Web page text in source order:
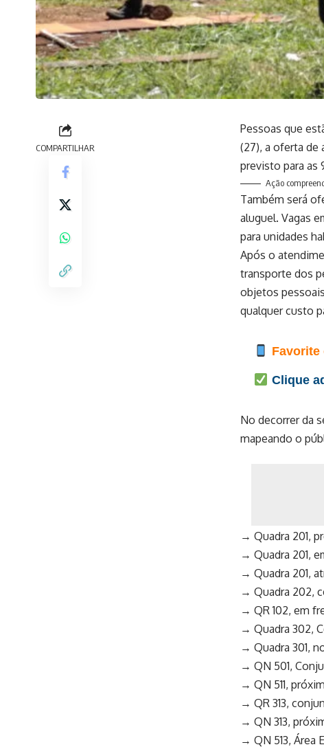
COMPARTILHAR
Pessoas que
(27), a oferta de
previsto para as
Ação
Também será
aluguel. Vagas
para unidades
Após o
transporte dos
objetos
qualquer custo
Favorite
Clique
No decorrer da
mapeando o
→ Quadra 201,
→ Quadra 201,
→ Quadra 201,
→ Quadra 202,
→ QR 102, em
→ Quadra 302,
→ Quadra 301,
→ QN 501,
→ QN 511,
→ QR 313,
→ QN 313,
→ QN 513, Área